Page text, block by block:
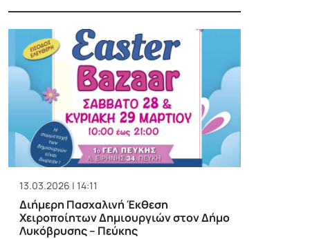
13.03.2026 | 14:11
Διήμερη Πασχαλινή Έκθεση
Χειροποίητων Δημιουργιών στον Δήμο
Λυκόβρυσης – Πεύκης